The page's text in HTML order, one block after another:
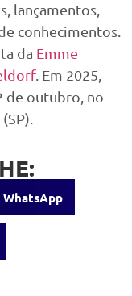
lançamentos,
conhecimentos.
da Emme
. Em 2025,
de outubro, no
WhatsApp